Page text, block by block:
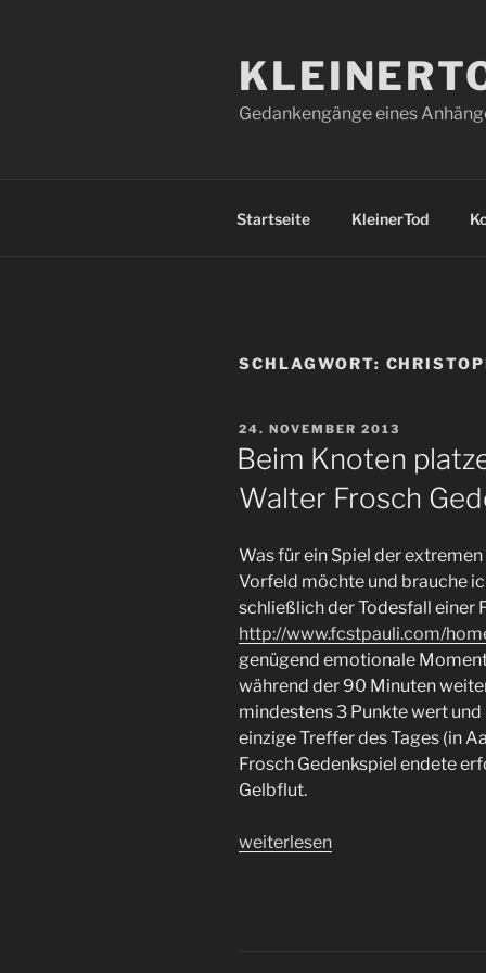
Gedankengänge eines
Startseite KleinerTod
SCHLAGWORT:
VERÖFFENTLICHT
AM
24. NOVEMBER 2013
Beim Knoten
Walter Frosch
Was für ein Spiel der
Vorfeld möchte und brauche
schließlich der Todesfall einer
http://www.fcstpauli.com/
genügend emotionale
während der 90 Minuten
mindestens 3 Punkte wert
einzige Treffer des Tages (in
Frosch Gedenkspiel endete
Gelbflut.
„Beim
weiterlesen